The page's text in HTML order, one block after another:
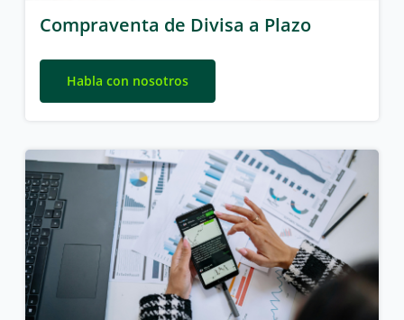
Compraventa de Divisa a Plazo
Habla con nosotros